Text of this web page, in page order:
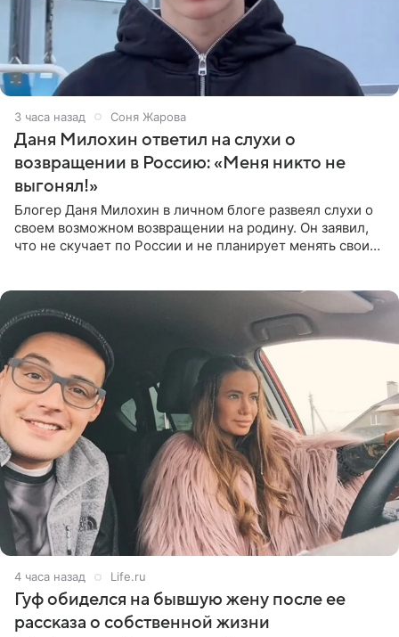
3 часа назад Соня Жарова
Даня Милохин ответил на слухи о
возвращении в Россию: «Меня никто не
выгонял!»
Блогер Даня Милохин в личном блоге развеял слухи о
своем возможном возвращении на родину. Он заявил,
что не скучает по России и не планирует менять свои
4 часа назад Life.ru
Гуф обиделся на бывшую жену после ее
рассказа о собственной жизни